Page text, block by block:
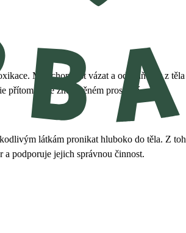
Má schopnost vázat a odstraňovat z
přítomné ve znečištěném prostředí.
látkám pronikat hluboko do těla. Z
a podporuje jejich správnou činnost.